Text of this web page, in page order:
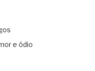
e ódio